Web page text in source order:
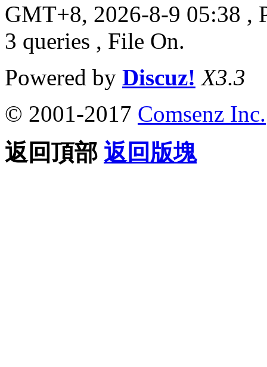
GMT+8, 2026-8-9 05:38 ,
3 queries , File On.
Powered by Discuz! X3.3
© 2001-2017 Comsenz Inc.
返回頂部 返回版塊